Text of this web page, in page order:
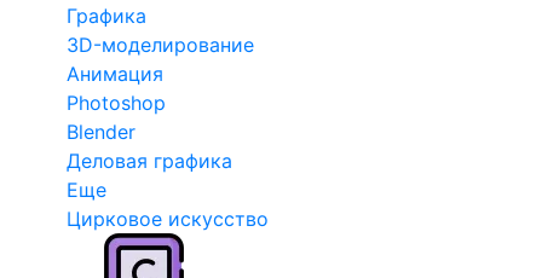
Графика
3D-моделирование
Анимация
Photoshop
Blender
Деловая графика
Еще
Цирковое искусство